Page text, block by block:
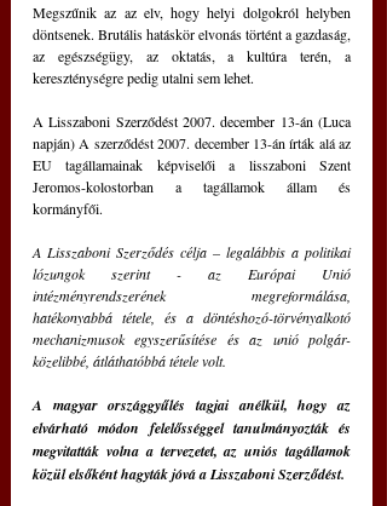
Megszűnik az az elv, hogy helyi dolgokról helyben
döntsenek. Brutális hatáskör elvonás történt a gazdaság,
az egészségügy, az oktatás, a kultúra terén, a
kereszténységre pedig utalni sem lehet.
A Lisszaboni Szerződést 2007. december 13-án (Luca
napján) A szerződést 2007. december 13-án írták alá az
EU tagállamainak képviselői a lisszaboni Szent
Jeromos-kolostorban a tagállamok állam és
kormányfői.
A Lisszaboni Szerződés célja – legalábbis a politikai
lózungok szerint - az Európai Unió
intézményrendszerének megreformálása,
hatékonyabbá tétele, és a döntéshozó-törvényalkotó
mechanizmusok egyszerűsítése és az unió polgár-
közelibbé, átláthatóbbá tétele volt.
A magyar országgyűlés tagjai anélkül, hogy az
elvárható módon felelősséggel tanulmányozták és
megvitatták volna a tervezetet, az uniós tagállamok
közül elsőként hagyták jóvá a Lisszaboni Szerződést.